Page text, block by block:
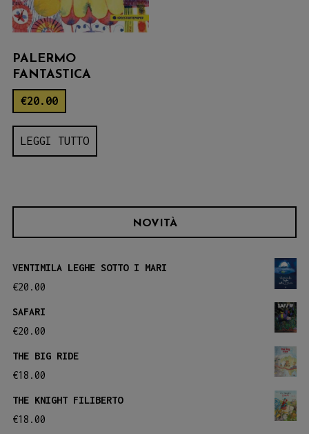
PALERMO
FANTASTICA
€20.00
LEGGI TUTTO
NOVITÀ
VENTIMILA LEGHE SOTTO I MARI
€20.00
SAFARI
€20.00
THE BIG RIDE
€18.00
THE KNIGHT FILIBERTO
€18.00